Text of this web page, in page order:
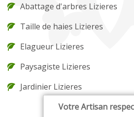
Abattage d'arbres Lizieres
Taille de haies Lizieres
Elagueur Lizieres
Paysagiste Lizieres
Jardinier Lizieres
Votre Artisan